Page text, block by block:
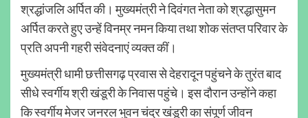
श्रद्धांजलि अर्पित की। मुख्यमंत्री ने दिवंगत नेता को श्रद्धासुमन
अर्पित करते हुए उन्हें विनम्र नमन किया तथा शोक संतप्त परिवार के
प्रति अपनी गहरी संवेदनाएं व्यक्त कीं।
मुख्यमंत्री धामी छत्तीसगढ़ प्रवास से देहरादून पहुंचने के तुरंत बाद
सीधे स्वर्गीय श्री खंडूरी के निवास पहुंचे। इस दौरान उन्होंने कहा
कि स्वर्गीय मेजर जनरल भुवन चंद्र खंडूरी का संपूर्ण जीवन